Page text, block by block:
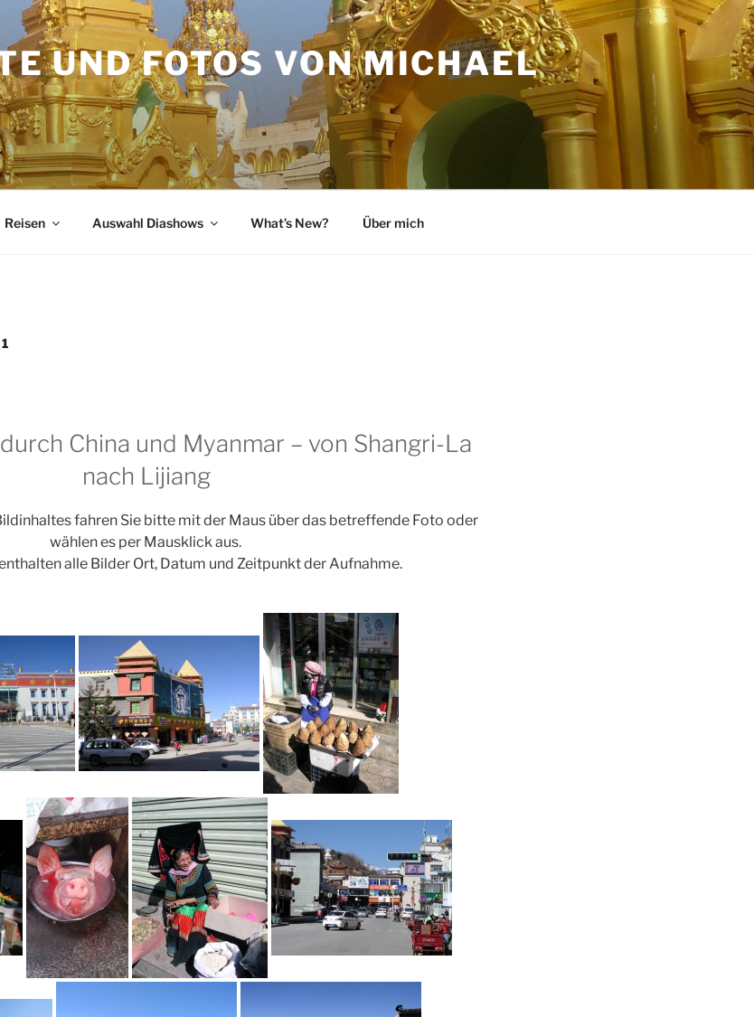
UND FOTOS VON MICHAEL
Reisen Auswahl Diashows What’s New? Über mich
China und Myanmar – von Shangri-La
nach Lijiang
fahren Sie bitte mit der Maus über das betreffende Foto oder
wählen es per Mausklick aus.
alle Bilder Ort, Datum und Zeitpunkt der Aufnahme.